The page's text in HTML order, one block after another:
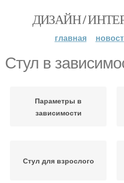
ДИЗАЙН /
главная
Стул в
Параметры в
зависимости
Стул для взрослого